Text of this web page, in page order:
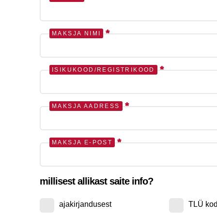
MAKSJA NIMI *
ISIKUKOOD/REGISTRIKOOD *
MAKSJA AADRESS *
MAKSJA E-POST *
millisest allikast saite info?
ajakirjandusest TLÜ